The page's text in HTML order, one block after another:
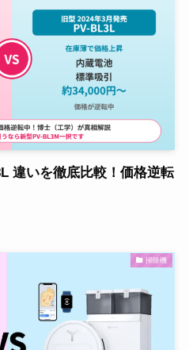
違いを徹底比較！価格逆転
掃除機